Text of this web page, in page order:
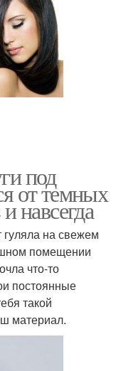
под
от темных
навсегда
гуляла на свежем
помещении
что-то
постоянные
такой
материал.